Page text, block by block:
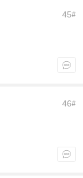
45#
46#